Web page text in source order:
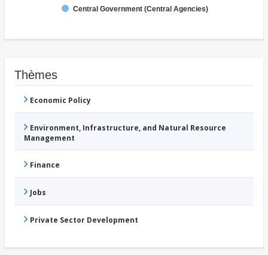
Central Government (Central Agencies)
Thèmes
Economic Policy
Environment, Infrastructure, and Natural Resource
Management
Finance
Jobs
Private Sector Development